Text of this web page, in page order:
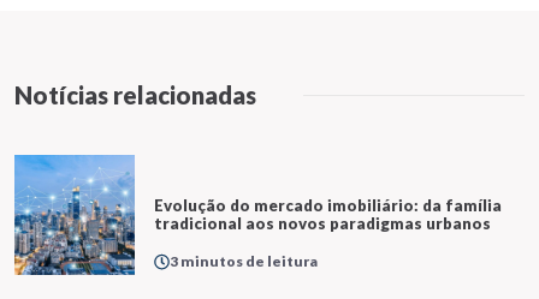
Notícias relacionadas
Evolução do mercado imobiliário: da família
tradicional aos novos paradigmas urbanos
3 minutos de leitura